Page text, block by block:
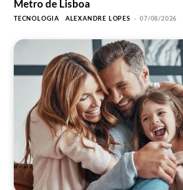
Metro de Lisboa
TECNOLOGIA ALEXANDRE LOPES - 07/08/2026